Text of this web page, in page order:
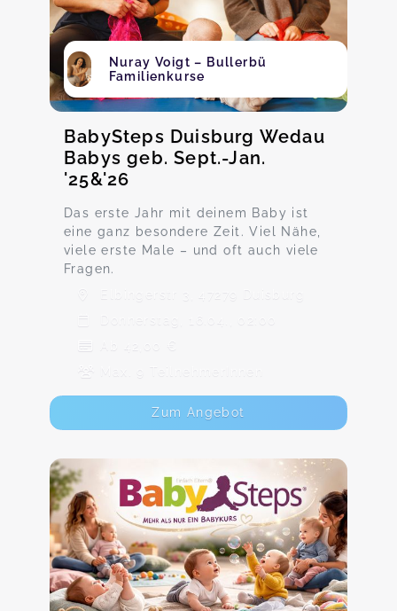
Nuray Voigt – Bullerbü
Familienkurse
BabySteps Duisburg Wedau
Babys geb. Sept.-Jan.
'25&'26
Das erste Jahr mit deinem Baby ist
eine ganz besondere Zeit. Viel Nähe,
viele erste Male – und oft auch viele
Fragen.
Elbingerstr 3, 47279 Duisburg
Donnerstag, 16.04., 02:00
Ab 42,00 €
Max. 9 TeilnehmerInnen
Zum Angebot